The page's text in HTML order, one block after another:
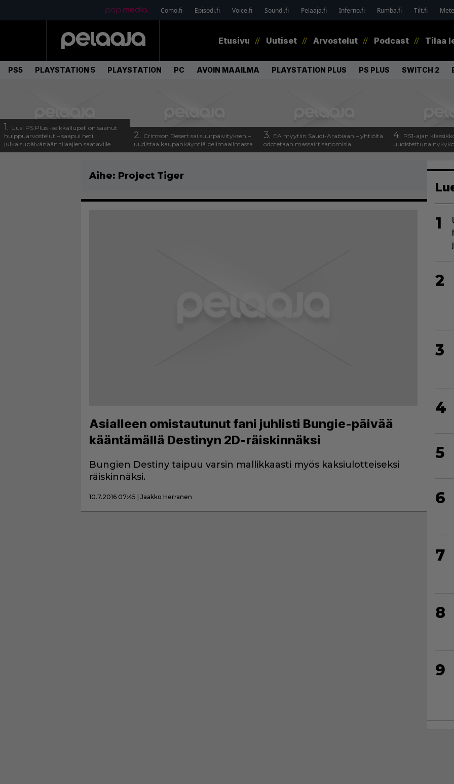
Como.fi Episodi.fi Voice.fi Soundi.fi Pelaaja.fi Inferno.fi Rumba.fi Tilt.fi
Etusivu Uutiset Arvostelut Podcast Tilaa
PS5 PLAYSTATION 5 PLAYSTATION PC AVOIN MAAILMA PLAYSTATION PLUS PS PLUS SWITCH 2
1. Uusi PS Plus -seikkailupeli on saanut
huippuarvostelut – saapui heti
julkaisupäivänään tilaajien saataville
2. Crimson Desert sai suurpäivityksen –
uudistaa kaupankäyntiä pelimaailmassa
3. EA myytiin Saudi-Arabiaan – yhtiöltä
odotetaan massairtisanomisia
4. PS1-ajan
uudistettuna
Aihe: Project Tiger
Asialleen omistautunut fani juhlisti Bungie-päivää
kääntämällä Destinyn 2D-räiskinnäksi
Bungien Destiny taipuu varsin mallikkaasti myös kaksiulotteiseksi
räiskinnäksi.
10.7.2016 07:45 | Jaakko Herranen
1
2
3
4
5
6
7
8
9